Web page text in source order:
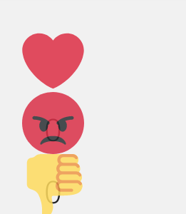
Лайк!
0
Агрессия!
0
Палец
вниз!